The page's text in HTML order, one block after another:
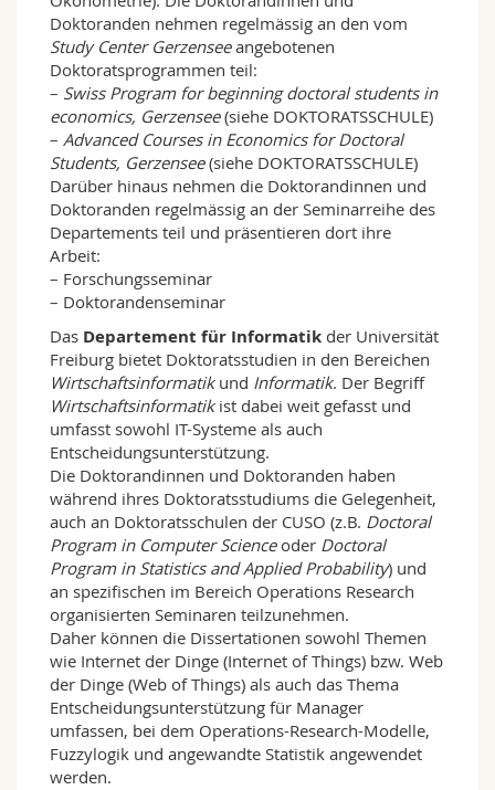
Doktoranden nehmen regelmässig an den vom
Study Center Gerzenseeangebotenen
Doktoratsprogrammen teil:
– Swiss Program for beginning doctoral students in
economics, Gerzensee(siehe DOKTORATSSCHULE)
– Advanced Courses in Economics for Doctoral
Students, Gerzensee(siehe DOKTORATSSCHULE)
Darüber hinaus nehmen die Doktorandinnen und
Doktoranden regelmässig an der Seminarreihe des
Departements teil und präsentieren dort ihre
Arbeit:
– Forschungsseminar
– Doktorandenseminar
Das Departement für Informatik der Universität
Freiburg bietet Doktoratsstudien in den Bereichen
Wirtschaftsinformatikund Informatik. Der Begriff
Wirtschaftsinformatikist dabei weit gefasst und
umfasst sowohl IT-Systeme als auch
Entscheidungsunterstützung.
Die Doktorandinnen und Doktoranden haben
während ihres Doktoratsstudiums die Gelegenheit,
auch an Doktoratsschulen der CUSO (z.B. Doctoral
Program in Computer Scienceoder Doctoral
Program in Statistics and Applied Probability) und
an spezifischen im Bereich Operations Research
organisierten Seminaren teilzunehmen.
Daher können die Dissertationen sowohl Themen
wie Internet der Dinge (Internet of Things) bzw. Web
der Dinge (Web of Things) als auch das Thema
Entscheidungsunterstützung für Manager
umfassen, bei dem Operations-Research-Modelle,
Fuzzylogik und angewandte Statistik angewendet
werden.